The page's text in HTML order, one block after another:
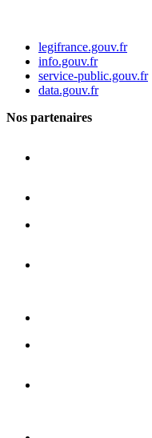
legifrance.gouv.fr
info.gouv.fr
service-public.gouv.fr
data.gouv.fr
Nos partenaires